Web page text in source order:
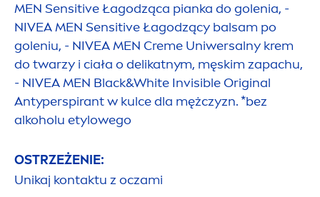
MEN SensitiveŁagodząca pianka do golenia, -
NIVEAMEN SensitiveŁagodzący balsam po
goleniu, - NIVEAMEN Creme Uniwersalny krem
do twarzy i ciała o delikatnym, męskim zapachu,
- NIVEAMEN Black&White InvisibleOriginal
Antyperspirant w kulce dla mężczyzn. *bez
alkoholu etylowego
OSTRZEŻENIE:
Unikaj kontaktu z oczami